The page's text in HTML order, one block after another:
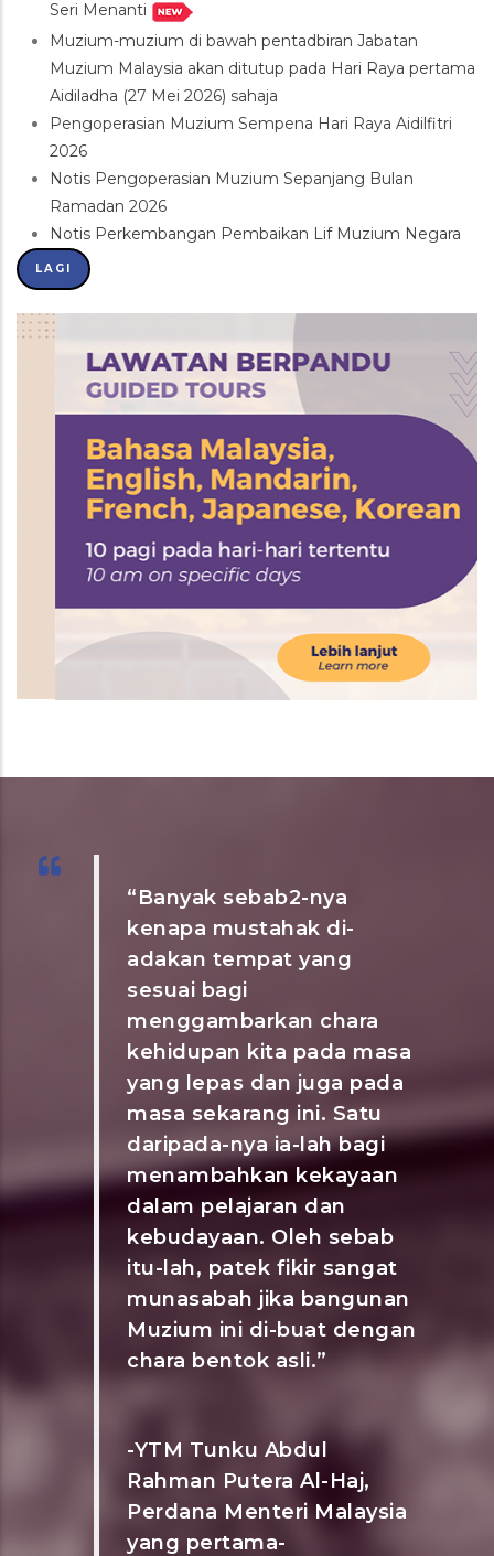
Seri Menanti
Muzium-muzium di bawah pentadbiran Jabatan
Muzium Malaysia akan ditutup pada Hari Raya pertama
Aidiladha (27 Mei 2026) sahaja
Pengoperasian Muzium Sempena Hari Raya Aidilfitri
2026
Notis Pengoperasian Muzium Sepanjang Bulan
Ramadan 2026
Notis Perkembangan Pembaikan Lif Muzium Negara
LAGI
“Banyak sebab2-nya
kenapa mustahak di-
adakan tempat yang
sesuai bagi
menggambarkan chara
kehidupan kita pada masa
yang lepas dan juga pada
masa sekarang ini. Satu
daripada-nya ia-lah bagi
menambahkan kekayaan
dalam pelajaran dan
kebudayaan. Oleh sebab
itu-lah, patek fikir sangat
munasabah jika bangunan
Muzium ini di-buat dengan
chara bentok asli.”
-YTM Tunku Abdul
Rahman Putera Al-Haj,
Perdana Menteri Malaysia
yang pertama-